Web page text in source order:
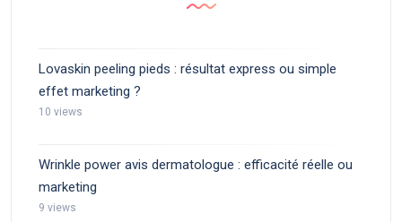
Lovaskin peeling pieds : résultat express ou simple
effet marketing ?
10 views
Wrinkle power avis dermatologue : efficacité réelle ou
marketing
9 views